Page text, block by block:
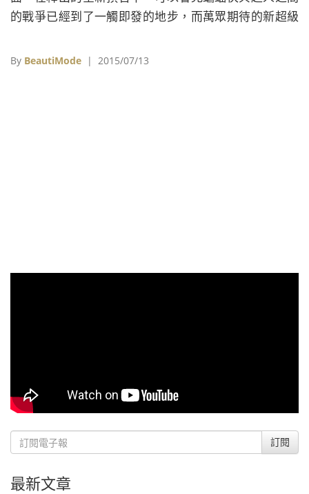
的戰爭已經到了一觸即發的地步，而萬眾期待的新超級
Wonder Woman」則首度亮相，充滿女性堅強力量的裝
By BeautiMode | 2015/07/13
訂閱
最新文章